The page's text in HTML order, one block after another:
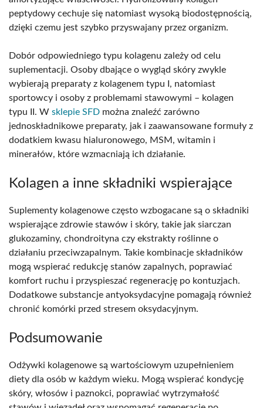
peptydowy cechuje się natomiast wysoką biodostępnością,
dzięki czemu jest szybko przyswajany przez organizm.
Dobór odpowiedniego typu kolagenu zależy od celu
suplementacji. Osoby dbające o wygląd skóry zwykle
wybierają preparaty z kolagenem typu I, natomiast
sportowcy i osoby z problemami stawowymi – kolagen
typu II. W sklepie SFD można znaleźć zarówno
jednoskładnikowe preparaty, jak i zaawansowane formuły z
dodatkiem kwasu hialuronowego, MSM, witamin i
minerałów, które wzmacniają ich działanie.
Kolagen a inne składniki wspierające
Suplementy kolagenowe często wzbogacane są o składniki
wspierające zdrowie stawów i skóry, takie jak siarczan
glukozaminy, chondroityna czy ekstrakty roślinne o
działaniu przeciwzapalnym. Takie kombinacje składników
mogą wspierać redukcję stanów zapalnych, poprawiać
komfort ruchu i przyspieszać regenerację po kontuzjach.
Dodatkowe substancje antyoksydacyjne pomagają również
chronić komórki przed stresem oksydacyjnym.
Podsumowanie
Odżywki kolagenowe są wartościowym uzupełnieniem
diety dla osób w każdym wieku. Mogą wspierać kondycję
skóry, włosów i paznokci, poprawiać wytrzymałość